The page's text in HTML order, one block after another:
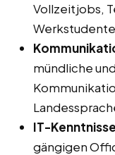
Vollzeitjobs,
mündliche
IT-Kenntnisse
gängigen